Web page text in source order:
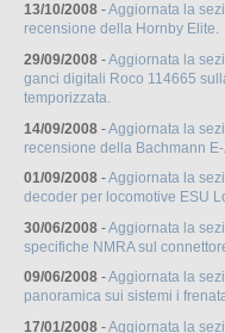
13/10/2008 -Aggiornata la
recensione della Hornby Elite.
29/09/2008 -Aggiornata la
ganci digitali Roco 114665
temporizzata.
14/09/2008 -Aggiornata la
recensione della Bachmann
01/09/2008 -Aggiornata la
decoder per locomotive ESU
30/06/2008 -Aggiornata la
specifiche NMRA sul
09/06/2008 -Aggiornata la
panoramica sui sistemi i
17/01/2008 -Aggiornata la